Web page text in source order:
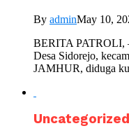
By adminMay 10,
BERITA PATROLI,
Desa Sidorejo,
JAMHUR, diduga
Uncategorized